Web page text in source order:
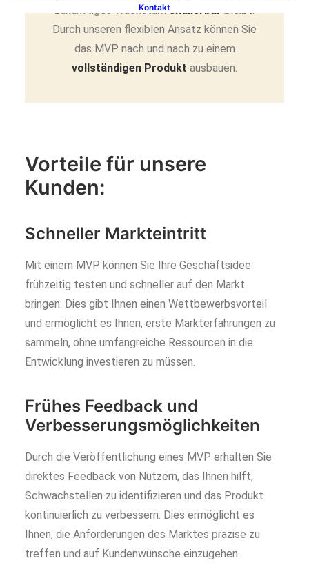
Kontakt
zukünftiges Wachstumskalierbarbleibt.
Durch unseren flexiblen Ansatz können Sie
das MVP nach und nach zu einem
vollständigen Produkt ausbauen.
Vorteile für unsere
Kunden:
Schneller Markteintritt
Mit einem MVP können Sie Ihre Geschäftsidee
frühzeitig testen und schneller auf den Markt
bringen. Dies gibt Ihnen einen Wettbewerbsvorteil
und ermöglicht es Ihnen, erste Markterfahrungen zu
sammeln, ohne umfangreiche Ressourcen in die
Entwicklung investieren zu müssen.
Frühes Feedback und
Verbesserungsmöglichkeiten
Durch die Veröffentlichung eines MVP erhalten Sie
direktes Feedback von Nutzern, das Ihnen hilft,
Schwachstellen zu identifizieren und das Produkt
kontinuierlich zu verbessern. Dies ermöglicht es
Ihnen, die Anforderungen des Marktes präzise zu
treffen und auf Kundenwünsche einzugehen.